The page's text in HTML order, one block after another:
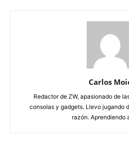
Carlos
Redactor de ZW, apasionado de
consolas y gadgets. Llevo jugando
razón. Aprendiendo